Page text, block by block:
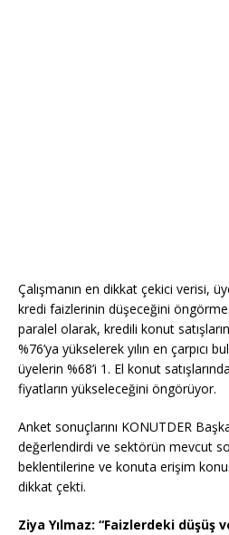
Çalışmanın en dikkat çekici verisi,
kredi faizlerinin düşeceğini
paralel olarak, kredili konut
%76’ya yükselerek yılın en çarpıcı
üyelerin %68’i 1. El konut
fiyatların yükseleceğini öngörüyor.
Anket sonuçlarını KONUTDER
değerlendirdi ve sektörün mevcut
beklentilerine ve konuta erişim
dikkat çekti.
Ziya Yılmaz: “Faizlerdeki düşüş